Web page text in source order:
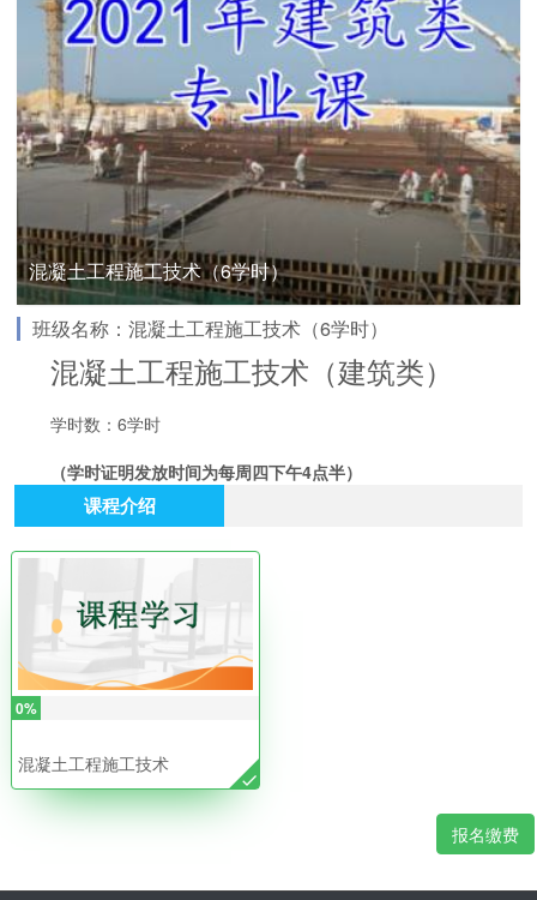
混凝土工程施工技术（6学时）
班级名称：混凝土工程施工技术（6学时）
混凝土工程施工技术（建筑类）
学时数：6学时
（学时证明发放时间为每周四下午4点半）
课程介绍
0%
混凝土工程施工技术
报名缴费